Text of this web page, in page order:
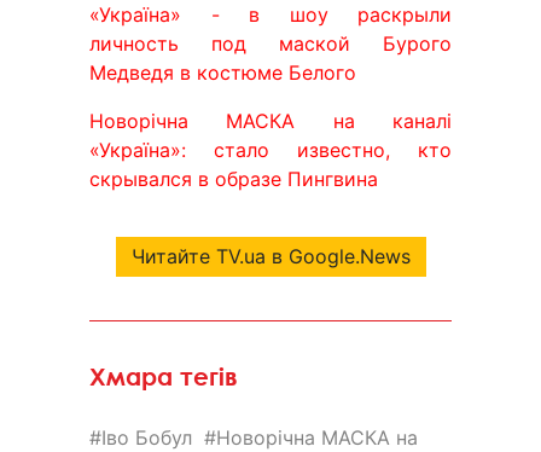
«Україна» - в шоу раскрыли
личность под маской Бурого
Медведя в костюме Белого
Новорічна МАСКА на каналі
«Україна»: стало известно, кто
скрывался в образе Пингвина
Читайте TV.ua в Google.News
Хмара тегів
Іво Бобул
Новорічна МАСКА на